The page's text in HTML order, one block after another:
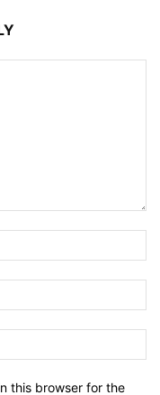
this browser for the